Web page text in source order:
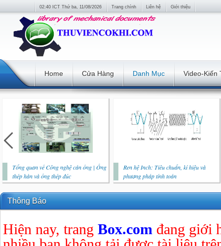
02:40 ICT Thứ ba, 11/08/2026 Trang chính Liên hệ Giới thiệu
Home Cửa Hàng Danh Mục Video-Kiến
Tổng quan về Công nghệ cán ống | Ống
thép hàn và ống thép đúc
Ren hệ Inch: Tiêu chuẩn, kí hiệu và
phương pháp tính toán
Thông Báo
Hiện nay, trang Box.com đang giới